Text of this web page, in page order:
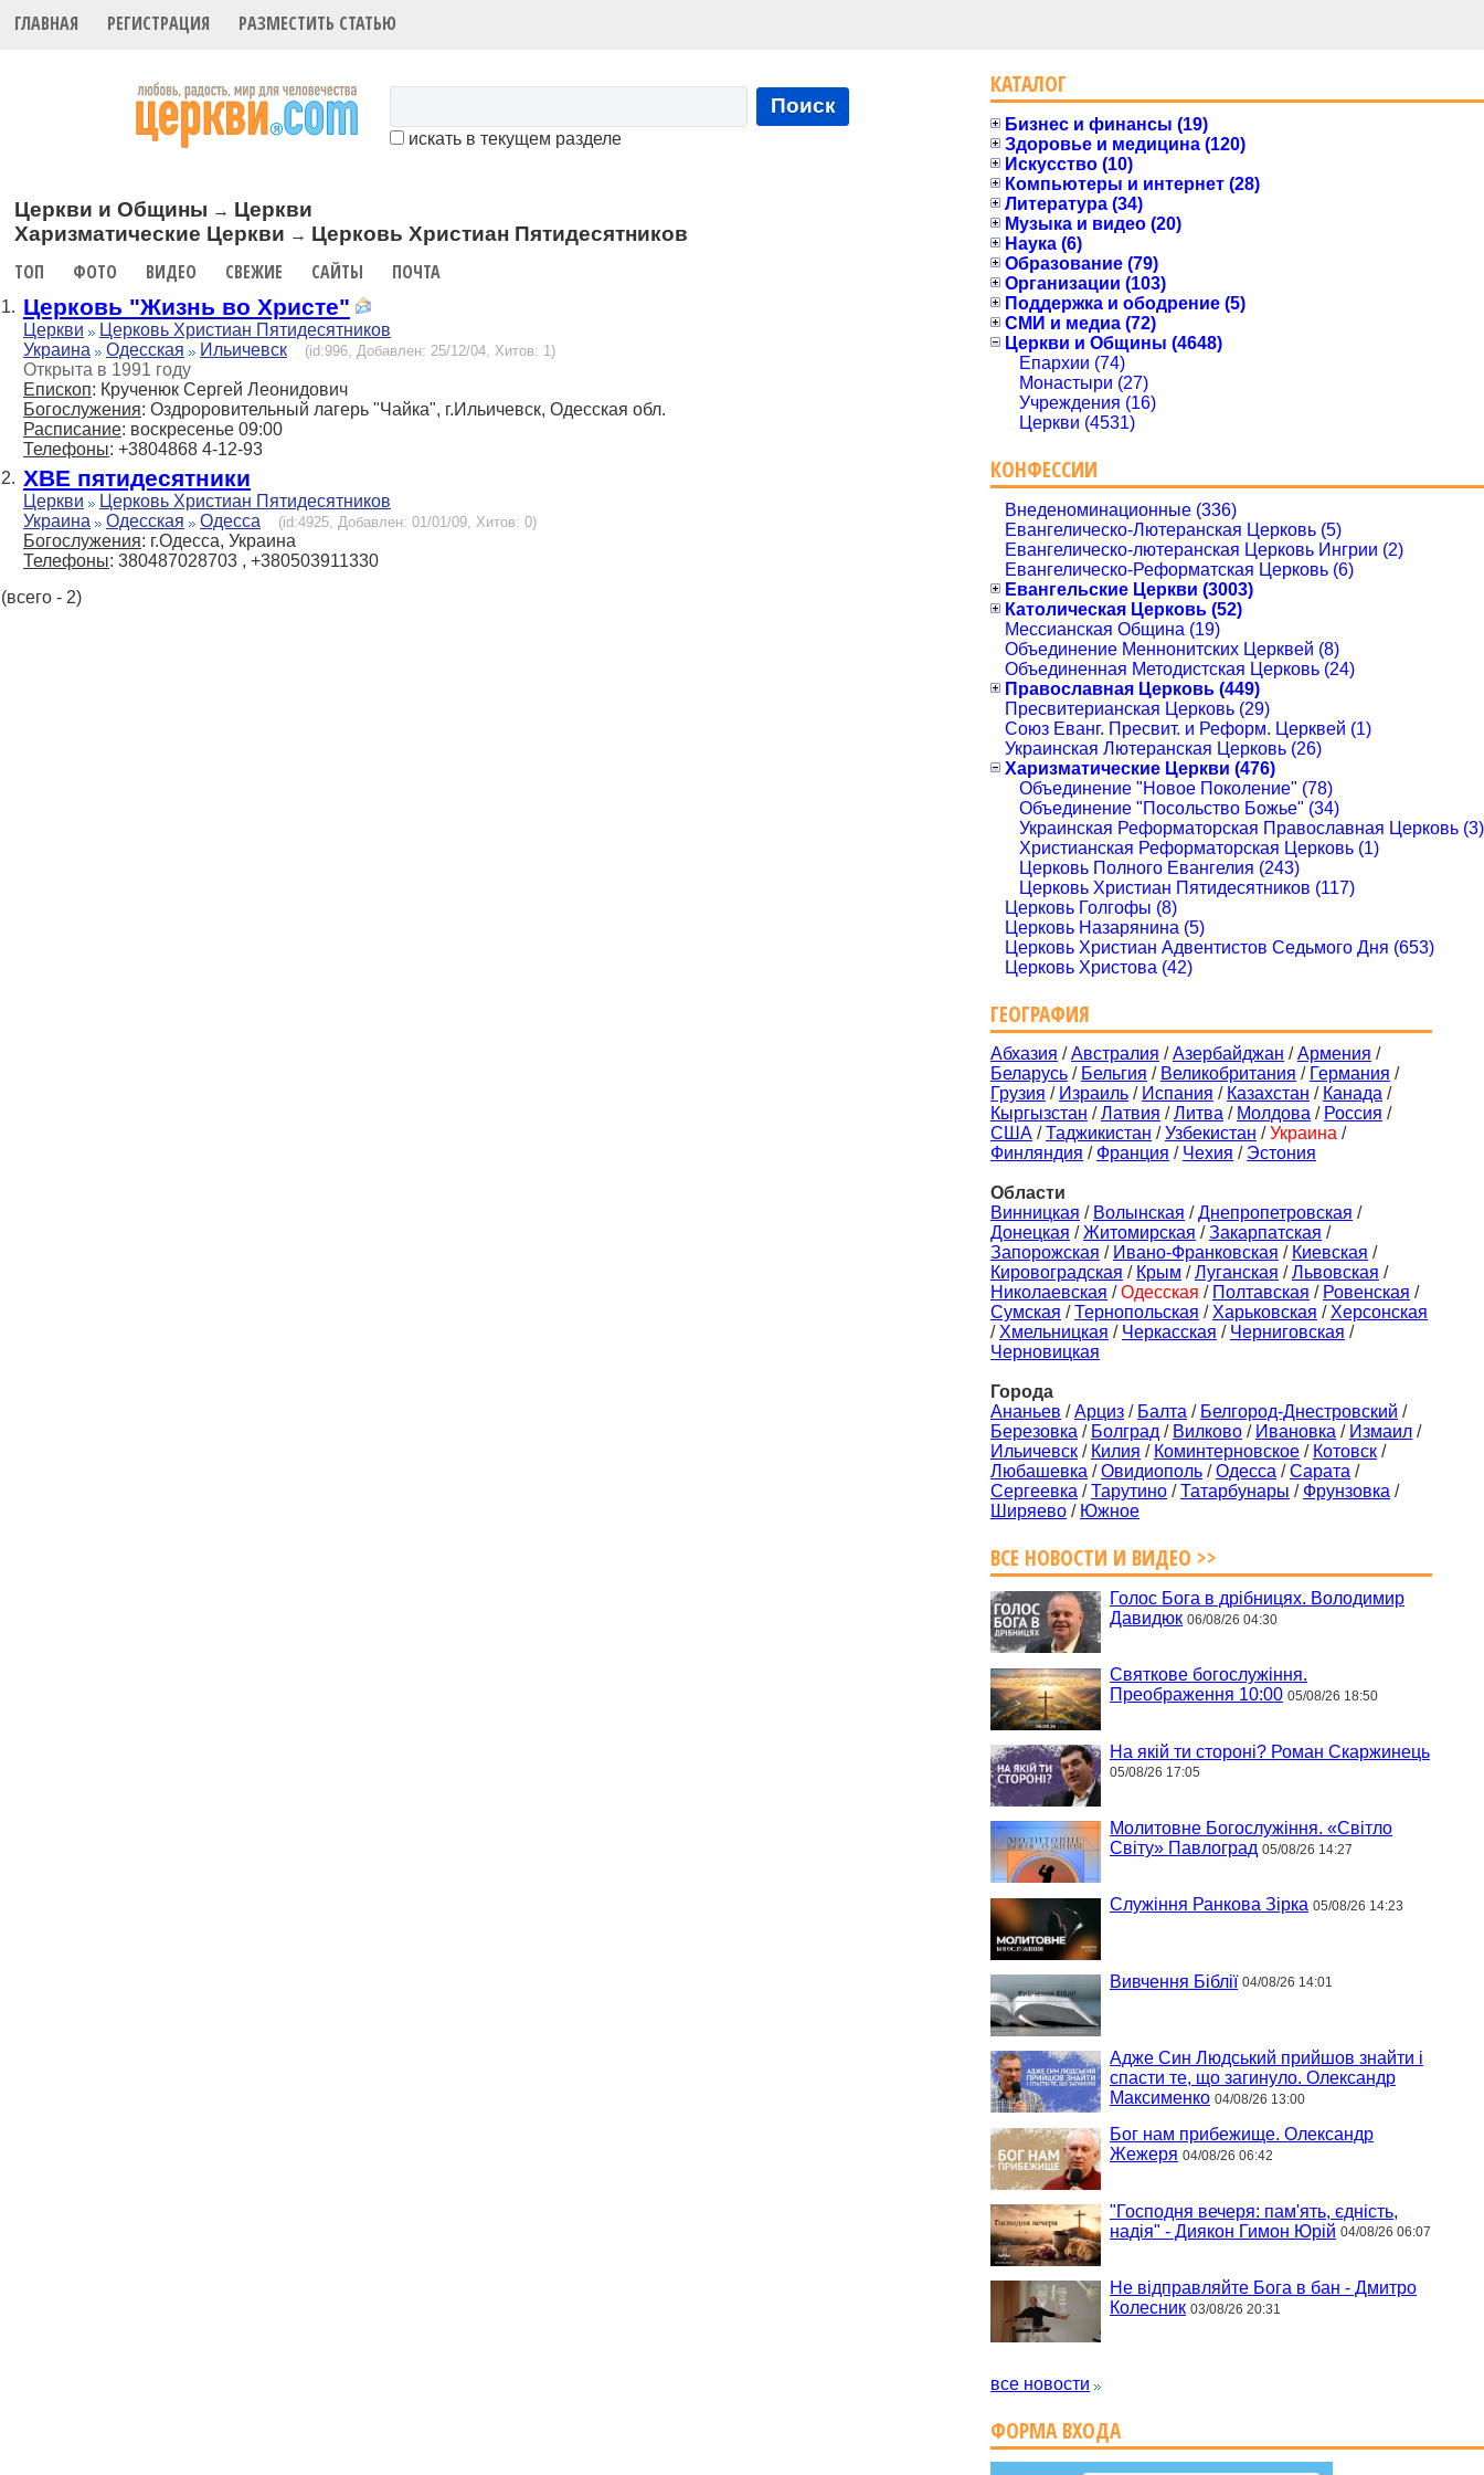
ГЛАВНАЯ РЕГИСТРАЦИЯ РАЗМЕСТИТЬ СТАТЬЮ
Поиск
искать в текущем разделе
Церкви и Общины → Церкви
Харизматические Церкви → Церковь Христиан Пятидесятников
ТОП ФОТО ВИДЕО СВЕЖИЕ САЙТЫ ПОЧТА
1. Церковь "Жизнь во Христе"
Церкви
Церковь Христиан Пятидесятников
Украина
Одесская Ильичевск (id:996, Добавлен: 25/12/04, Хитов: 1)
Открыта в 1991 году
Епископ: Крученюк Сергей Леонидович
Богослужения: Оздроровительный лагерь "Чайка", г.Ильичевск, Одесская обл.
Расписание: воскресенье 09:00
Телефоны: +3804868 4-12-93
2. ХВЕ пятидесятники
Церкви
Церковь Христиан Пятидесятников
Украина
Одесская Одесса (id:4925, Добавлен: 01/01/09, Хитов: 0)
Богослужения: г.Одесса, Украина
Телефоны: 380487028703 , +380503911330
(всего - 2)
КАТАЛОГ
Бизнес и финансы (19)
Здоровье и медицина (120)
Искусство (10)
Компьютеры и интернет (28)
Литература (34)
Музыка и видео (20)
Наука (6)
Образование (79)
Организации (103)
Поддержка и ободрение (5)
СМИ и медиа (72)
Церкви и Общины (4648)
Епархии (74)
Монастыри (27)
Учреждения (16)
Церкви (4531)
КОНФЕССИИ
Внеденоминационные (336)
Евангелическо-Лютеранская Церковь (5)
Евангелическо-лютеранская Церковь Ингрии (2)
Евангелическо-Реформатская Церковь (6)
Евангельские Церкви (3003)
Католическая Церковь (52)
Мессианская Община (19)
Объединение Меннонитских Церквей (8)
Объединенная Методистская Церковь (24)
Православная Церковь (449)
Пресвитерианская Церковь (29)
Союз Еванг. Пресвит. и Реформ. Церквей (1)
Украинская Лютеранская Церковь (26)
Харизматические Церкви (476)
Объединение "Новое Поколение" (78)
Объединение "Посольство Божье" (34)
Украинская Реформаторская Православная Церковь (3)
Христианская Реформаторская Церковь (1)
Церковь Полного Евангелия (243)
Церковь Христиан Пятидесятников (117)
Церковь Голгофы (8)
Церковь Назарянина (5)
Церковь Христиан Адвентистов Седьмого Дня (653)
Церковь Христова (42)
ГЕОГРАФИЯ
Абхазия /Австралия /Азербайджан /Армения /
Беларусь / Бельгия / Великобритания / Германия /
Грузия / Израиль / Испания / Казахстан / Канада /
Кыргызстан /Латвия /Литва / Молдова / Россия /
США /Таджикистан /Узбекистан /Украина /
Финляндия / Франция / Чехия / Эстония
Области
Винницкая / Волынская /Днепропетровская /
Донецкая /Житомирская /Закарпатская /
Запорожская / Ивано-Франковская / Киевская /
Кировоградская / Крым /Луганская /Львовская /
Николаевская /Одесская / Полтавская / Ровенская /
Сумская /Тернопольская / Харьковская / Херсонская
/ Хмельницкая / Черкасская / Черниговская /
Черновицкая
Города
Ананьев /Арциз / Балта / Белгород-Днестровский /
Березовка / Болград / Вилково / Ивановка / Измаил /
Ильичевск / Килия / Коминтерновское / Котовск /
Любашевка /Овидиополь /Одесса /Сарата /
Сергеевка /Тарутино /Татарбунары / Фрунзовка /
Ширяево / Южное
ВСЕ НОВОСТИ И ВИДЕО >>
Голос Бога в дрібницях. Володимир
Давидюк 06/08/26 04:30
Святкове богослужіння.
Преображення 10:00 05/08/26 18:50
На якій ти стороні? Роман Скаржинець
05/08/26 17:05
Молитовне Богослужіння. «Світло
Світу» Павлоград 05/08/26 14:27
Служіння Ранкова Зірка 05/08/26 14:23
Вивчення Біблії 04/08/26 14:01
Адже Син Людський прийшов знайти і
спасти те, що загинуло. Олександр
Максименко 04/08/26 13:00
Бог нам прибежище. Олександр
Жежеря 04/08/26 06:42
"Господня вечеря: пам'ять, єдність,
надія" - Диякон Гимон Юрій 04/08/26 06:07
Не відправляйте Бога в бан - Дмитро
Колесник 03/08/26 20:31
все новости
ФОРМА ВХОДА